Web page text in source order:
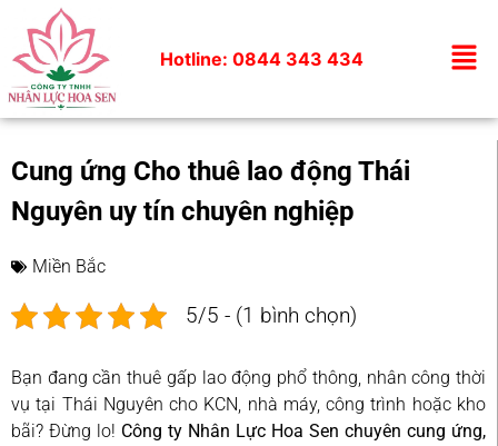
Hotline: 0844 343 434
Cung ứng Cho thuê lao động Thái
Nguyên uy tín chuyên nghiệp
Miền Bắc
5/5 - (1 bình chọn)
Bạn đang cần thuê gấp lao động phổ thông, nhân công thời
vụ tại Thái Nguyên cho KCN, nhà máy, công trình hoặc kho
bãi? Đừng lo! Công ty Nhân Lực Hoa Sen chuyên cung ứng,